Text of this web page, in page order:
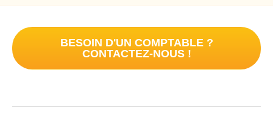
BESOIN D'UN COMPTABLE ?
CONTACTEZ-NOUS !